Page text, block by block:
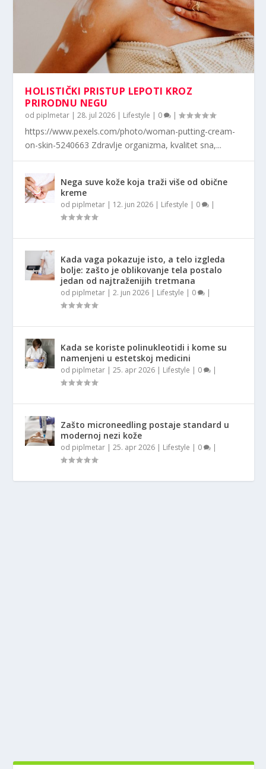
HOLISTIČKI PRISTUP LEPOTI KROZ
PRIRODNU NEGU
od piplmetar |28. jul 2026 | Lifestyle | 0 |
https://www.pexels.com/photo/woman-putting-cream-
on-skin-5240663 Zdravlje organizma, kvalitet sna,...
Nega suve kože koja traži više od obične
kreme
od piplmetar | 12. jun 2026 | Lifestyle | 0 |
Kada vaga pokazuje isto, a telo izgleda
bolje: zašto je oblikovanje tela postalo
jedan od najtraženijih tretmana
od piplmetar |2. jun 2026 | Lifestyle | 0 |
Kada se koriste polinukleotidi i kome su
namenjeni u estetskoj medicini
od piplmetar |25. apr 2026 | Lifestyle | 0 |
Zašto microneedling postaje standard u
modernoj nezi kože
od piplmetar |25. apr 2026 | Lifestyle | 0 |